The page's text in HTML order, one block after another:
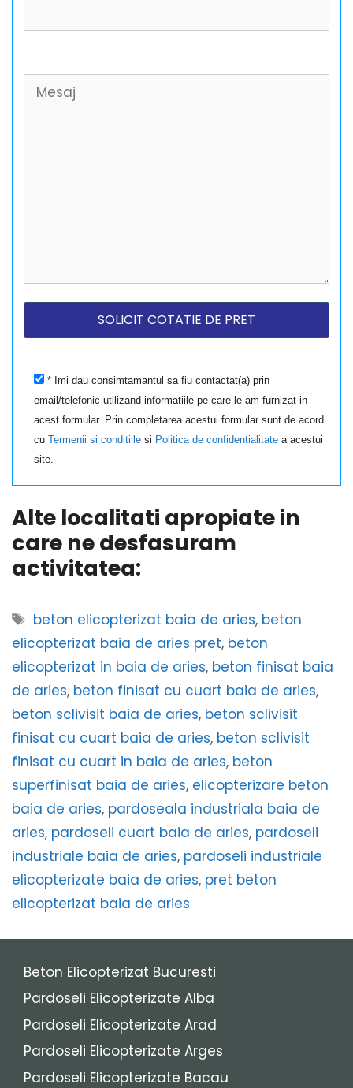
* Imi dau consimtamantul sa fiu contactat(a) prin
email/telefonic utilizand informatiile pe care le-am furnizat in
acest formular. Prin completarea acestui formular sunt de acord
cuTermenii si conditiile si Politica de confidentialitate a acestui
site.
Alte localitati apropiate in
care ne desfasuram
activitatea:
Etichete
beton elicopterizat baia de aries, beton
elicopterizat baia de aries pret, beton
elicopterizat in baia de aries, beton finisat baia
de aries, beton finisat cu cuart baia de aries,
beton sclivisit baia de aries, beton sclivisit
finisat cu cuart baia de aries, beton sclivisit
finisat cu cuart in baia de aries, beton
superfinisat baia de aries, elicopterizare beton
baia de aries, pardoseala industriala baia de
aries, pardoseli cuart baia de aries, pardoseli
industriale baia de aries, pardoseli industriale
elicopterizate baia de aries, pret beton
elicopterizat baia de aries
Beton Elicopterizat Bucuresti
Pardoseli Elicopterizate Alba
Pardoseli Elicopterizate Arad
Pardoseli Elicopterizate Arges
Pardoseli Elicopterizate Bacau